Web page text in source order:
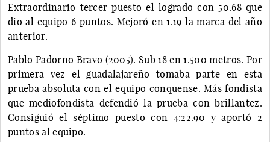
Extraordinario tercer puesto el logrado con 50.68 que
dio al equipo 6 puntos. Mejoró en 1.19 la marca del año
anterior.
Pablo Padorno Bravo (2005). Sub 18 en 1.500 metros. Por
primera vez el guadalajareño tomaba parte en esta
prueba absoluta con el equipo conquense. Más fondista
que mediofondista defendió la prueba con brillantez.
Consiguió el séptimo puesto con 4:22.90 y aportó 2
puntos al equipo.